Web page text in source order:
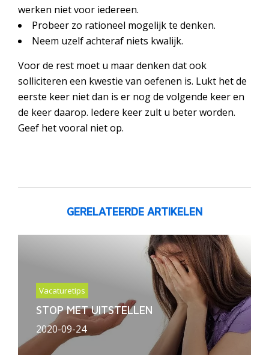
werken niet voor iedereen.
Probeer zo rationeel mogelijk te denken.
Neem uzelf achteraf niets kwalijk.
Voor de rest moet u maar denken dat ook
solliciteren een kwestie van oefenen is. Lukt het de
eerste keer niet dan is er nog de volgende keer en
de keer daarop. Iedere keer zult u beter worden.
Geef het vooral niet op.
GERELATEERDE ARTIKELEN
Vacaturetips
STOP MET UITSTELLEN
2020-09-24